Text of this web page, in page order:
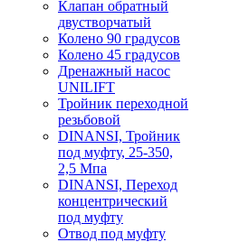
Клапан обратный
двустворчатый
Колено 90 градусов
Колено 45 градусов
Дренажный насос
UNILIFT
Тройник переходной
резьбовой
DINANSI, Тройник
под муфту, 25-350,
2,5 Мпа
DINANSI, Переход
концентрический
под муфту
Отвод под муфту